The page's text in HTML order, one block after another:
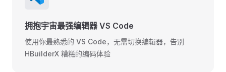
拥抱宇宙最强编辑器 VS Code
使用你最熟悉的 VS Code，无需切换编辑器，告别
HBuilderX 糟糕的编码体验